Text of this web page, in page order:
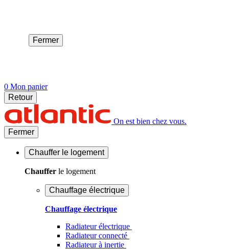
Fermer
0 Mon panier
Retour
On est bien chez vous.
Fermer
Chauffer le logement
Chauffer le logement
Chauffage électrique
Chauffage électrique
Radiateur électrique
Radiateur connecté
Radiateur à inertie